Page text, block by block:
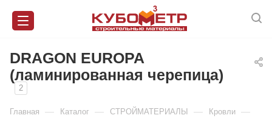
DRAGON EUROPA
(ламинированная черепица)
2
Главная — Каталог — СТРОЙМАТЕРИАЛЫ — Кровли —